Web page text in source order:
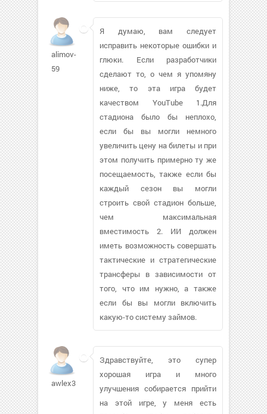
alimov-
59
Я думаю, вам следует
исправить некоторые ошибки и
глюки. Если разработчики
сделают то, о чем я упомяну
ниже, то эта игра будет
качеством YouTube 1.Для
стадиона было бы неплохо,
если бы вы могли немного
увеличить цену на билеты и при
этом получить примерно ту же
посещаемость, также если бы
каждый сезон вы могли
строить свой стадион больше,
чем максимальная
вместимость 2. ИИ должен
иметь возможность совершать
тактические и стратегические
трансферы в зависимости от
того, что им нужно, а также
если бы вы могли включить
какую-то систему займов.
awlex3
Здравствуйте, это супер
хорошая игра и много
улучшения собирается прийти
на этой игре, у меня есть